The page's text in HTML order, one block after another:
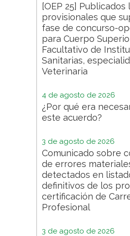
[OEP 25] Publicados
provisionales que
fase de concurso-
para Cuerpo
Facultativo de
Sanitarias,
Veterinaria
4 de agosto de 2026
¿Por qué era
este acuerdo?
3 de agosto de 2026
Comunicado sobre
de errores
detectados en
definitivos de los
certificación de
Profesional
3 de agosto de 2026